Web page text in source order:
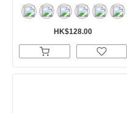
HK$128.00